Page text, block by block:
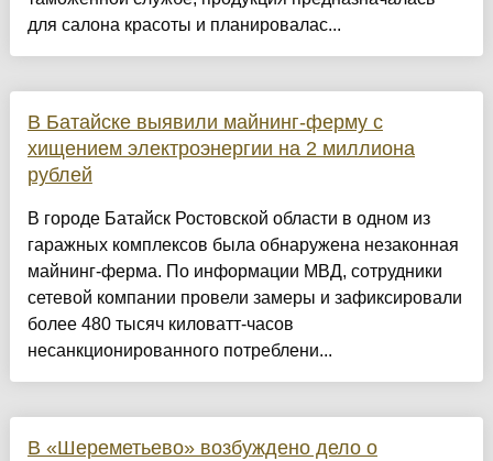
для салона красоты и планировалас...
В Батайске выявили майнинг-ферму с
хищением электроэнергии на 2 миллиона
рублей
В городе Батайск Ростовской области в одном из
гаражных комплексов была обнаружена незаконная
майнинг-ферма. По информации МВД, сотрудники
сетевой компании провели замеры и зафиксировали
более 480 тысяч киловатт-часов
несанкционированного потреблени...
В «Шереметьево» возбуждено дело о